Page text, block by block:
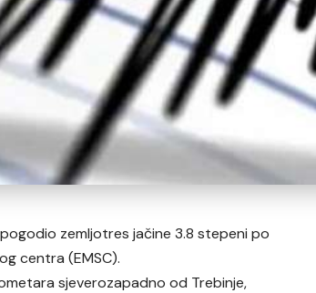
zemljotres jačine 3.8 stepeni po
centra (EMSC).
sjeverozapadno od Trebinje,